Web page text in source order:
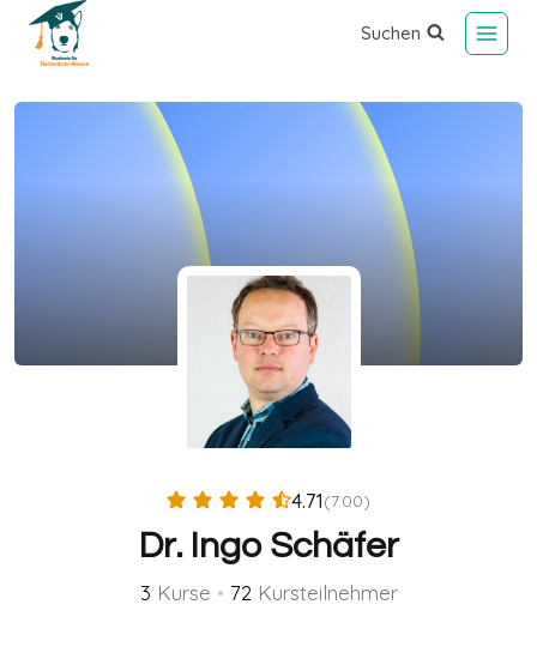
Suchen
4.71(7.00)
Dr. Ingo Schäfer
3 Kurse • 72Kursteilnehmer